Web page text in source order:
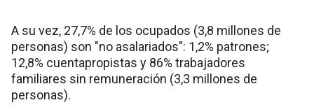
A su vez, 27,7% de los ocupados (3,8 millones de
personas) son "no asalariados": 1,2% patrones;
12,8% cuentapropistas y 86% trabajadores
familiares sin remuneración (3,3 millones de
personas).